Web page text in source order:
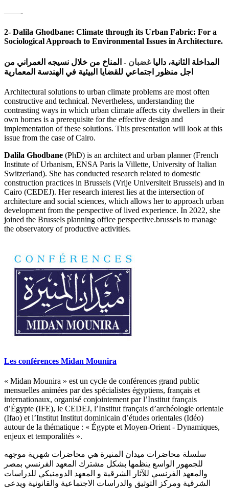
——-
2- Dalila Ghodbane: Climate through its Urban Fabric: For a
Sociological Approach to Environmental Issues in Architecture.
المداخلة الثانية، دالياغضبان - المناخ من خلال نسيجه العمراني من
اجل منظور اجتماعي للقضايا البيئية في الهندسة المعمارية
Architectural solutions to urban climate problems are most often
constructive and technical. Nevertheless, understanding the
contrasting ways in which urban climate affects city dwellers in their
own homes is a prerequisite for the effective design and
implementation of these solutions. This presentation will look at this
issue from the case of Cairo.
Dalila Ghodbane (PhD) is an architect and urban planner (French
Institute of Urbanism, ENSA Paris la Villette, University of Italian
Switzerland). She has conducted research related to domestic
construction practices in Brussels (Vrije Universiteit Brussels) and in
Cairo (CEDEJ). Her research interest lies at the intersection of
architecture and social sciences, which allows her to approach urban
development from the perspective of lived experience. In 2022, she
joined the Brussels planning office perspective.brussels to manage
the observatory of productive activities.
Les conférences Midan Mounira
« Midan Mounira » est un cycle de conférences grand public
mensuelles animées par des spécialistes égyptiens, français et
internationaux, organisé conjointement par l’Institut français
d’Égypte (IFE), le CEDEJ, l’Institut français d’archéologie orientale
(Ifao) et l’Institut Institut dominicain d’études orientales (Idéo)
autour de la thématique : « Égypte et Moyen-Orient - Dynamiques,
enjeux et temporalités ».
سلسلة محاضرات ميدان المنيرة هي محاضرات شهرية موجهه
للجمهور الواسع ينظمها بشكل مشترك المعهد الفرنسي بمصر
والمعهد الفرنسي للآثار الشرقية و المعهد الدومنيكي للدراسات
الشرقية ومركز التوثيق والدراسات الاجتماعية والقانونية ويدعى